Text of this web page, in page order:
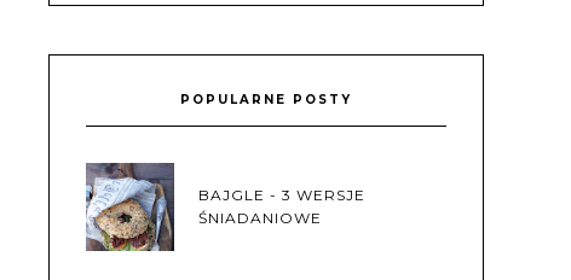
POPULARNE POSTY
BAJGLE - 3 WERSJE
ŚNIADANIOWE